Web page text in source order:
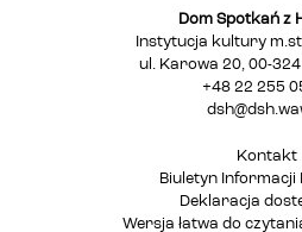
Dom Spotkań z
Instytucja kultury
ul. Karowa 20, 00-
+48 22 255
Kontakt
Biuletyn Informacji
Deklaracja
Wersja łatwa do